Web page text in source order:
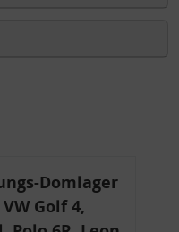
Domlager
Golf 4,